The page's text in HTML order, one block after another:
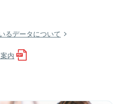
るデータについて
内